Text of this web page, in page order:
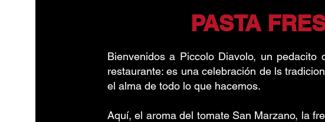
PASTA
Bienvenidos a Piccolo Diavolo, un
restaurante: es una celebración de ls
el alma de todo lo que hacemos.
Aquí, el aroma del tomate San Marzano, la